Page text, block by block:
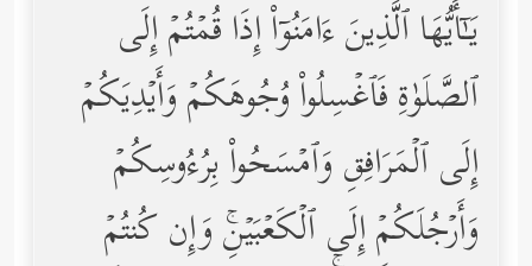
یَـٰۤأَیُّهَا ٱلَّذِینَ ءَامَنُوۤاْ إِذَا قُمۡتُمۡ إِلَى
ٱلصَّلَوٰةِ فَٱغۡسِلُواْ وُجُوهَكُمۡ وَأَیۡدِیَكُمۡ
إِلَى ٱلۡمَرَافِقِ وَٱمۡسَحُواْ بِرُءُوسِكُمۡ
وَأَرۡجُلَكُمۡ إِلَى ٱلۡكَعۡبَیۡنِۚ وَإِن كُنتُمۡ